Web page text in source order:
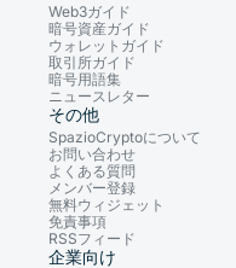
Web3ガイド
暗号資産ガイド
ウォレットガイド
取引所ガイド
暗号用語集
ニュースレター
その他
SpazioCryptoについて
お問い合わせ
よくある質問
メンバー登録
無料ウィジェット
免責事項
RSSフィード
企業向け